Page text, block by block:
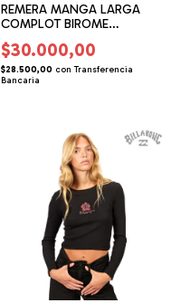
REMERA MANGA LARGA
COMPLOT BIROME
(CT155209)
$30.000,00
$28.500,00 con Transferencia
Bancaria